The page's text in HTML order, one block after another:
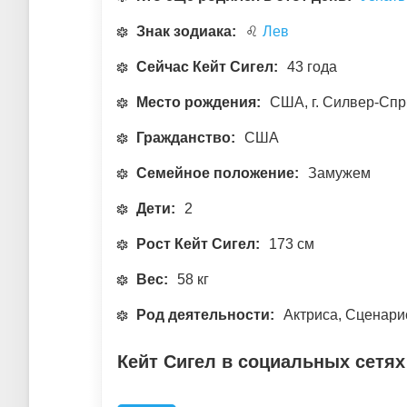
Знак зодиака: ♌ Лев
Сейчас Кейт Сигел: 43 года
Место рождения: США, г. Силвер-
Гражданство: США
Семейное положение: Замужем
Дети: 2
Рост Кейт Сигел: 173 см
Вес: 58 кг
Род деятельности: Актриса,
Кейт Сигел в социальных сетях